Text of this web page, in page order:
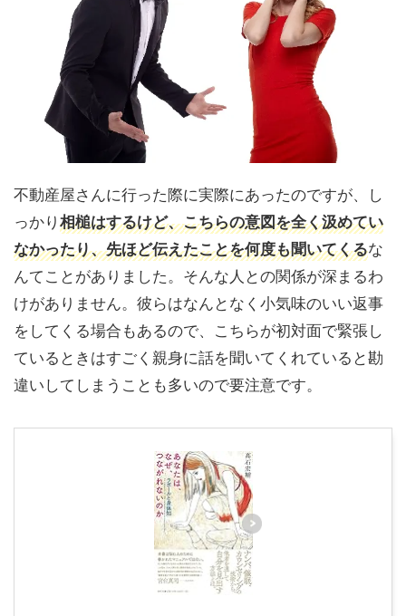
不動産屋さんに行った際に実際にあったのですが、し
っかり 相槌はするけど、こちらの意図を全く汲めてい
なかったり、先ほど伝えたことを何度も聞いてくるな
んてことがありました。そんな人との関係が深まるわ
けがありません。彼らはなんとなく小気味のいい返事
をしてくる場合もあるので、こちらが初対面で緊張し
ているときはすごく親身に話を聞いてくれていると勘
違いしてしまうことも多いので要注意です。